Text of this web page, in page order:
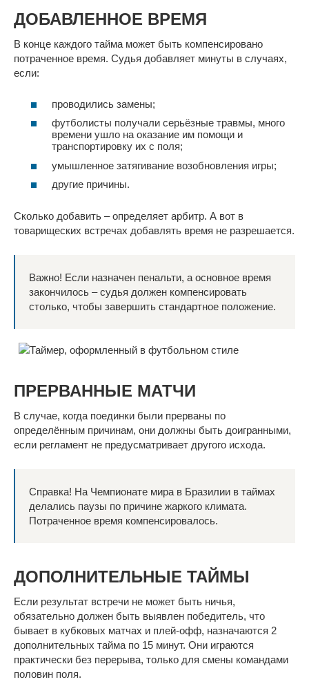
ДОБАВЛЕННОЕ ВРЕМЯ
В конце каждого тайма может быть компенсировано
потраченное время. Судья добавляет минуты в случаях,
если:
проводились замены;
футболисты получали серьёзные травмы, много
времени ушло на оказание им помощи и
транспортировку их с поля;
умышленное затягивание возобновления игры;
другие причины.
Сколько добавить – определяет арбитр. А вот в
товарищеских встречах добавлять время не разрешается.
Важно! Если назначен пенальти, а основное время
закончилось – судья должен компенсировать
столько, чтобы завершить стандартное положение.
ПРЕРВАННЫЕ МАТЧИ
В случае, когда поединки были прерваны по
определённым причинам, они должны быть доигранными,
если регламент не предусматривает другого исхода.
Справка! На Чемпионате мира в Бразилии в таймах
делались паузы по причине жаркого климата.
Потраченное время компенсировалось.
ДОПОЛНИТЕЛЬНЫЕ ТАЙМЫ
Если результат встречи не может быть ничья,
обязательно должен быть выявлен победитель, что
бывает в кубковых матчах и плей-офф, назначаются 2
дополнительных тайма по 15 минут. Они играются
практически без перерыва, только для смены командами
половин поля.